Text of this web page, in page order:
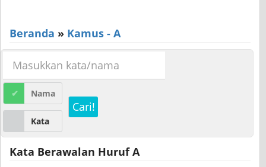
Beranda » Kamus - A
Nama
Kata
Cari!
Kata Berawalan Huruf A